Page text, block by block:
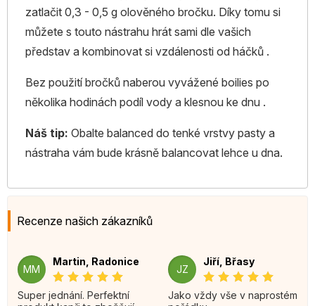
zatlačit 0,3 - 0,5 g olověného bročku. Díky tomu si
můžete s touto nástrahu hrát sami dle vašich
představ a kombinovat si vzdálenosti od háčků .
Bez použití bročků naberou vyvážené boilies po
několika hodinách podíl vody a klesnou ke dnu .
Náš tip: Obalte balanced do tenké vrstvy pasty a
nástraha vám bude krásně balancovat lehce u dna.
Recenze našich zákazníků
MM
Martin, Radonice
Super jednání. Perfektní
JZ
Jiří, Břasy
Jako vždy vše v naprostém